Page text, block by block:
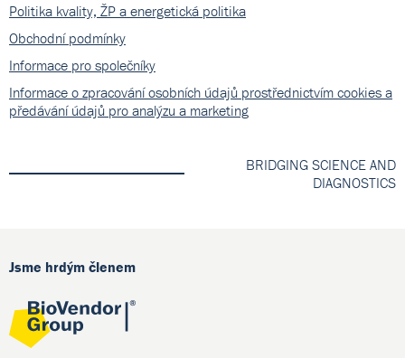
Politika kvality, ŽP a energetická politika
Obchodní podmínky
Informace pro společníky
Informace o zpracování osobních údajů prostřednictvím cookies a
předávání údajů pro analýzu a marketing
BRIDGING SCIENCE AND
DIAGNOSTICS
Jsme hrdým členem